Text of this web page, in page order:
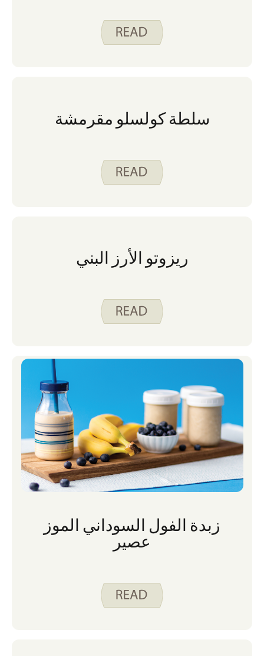
سلطة كولسلو مقرمشة
ريزوتو الأرز البني
زبدة الفول السوداني الموز
عصير